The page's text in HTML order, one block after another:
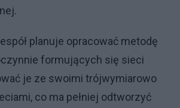
planuje opracować metodę
formujących się sieci
je ze swoimi trójwymiarowo
co ma pełniej odtworzyć